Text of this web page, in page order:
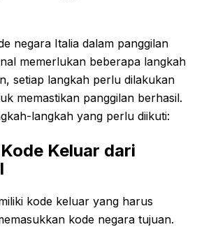
negara Italia dalam panggilan
memerlukan beberapa langkah
setiap langkah perlu dilakukan
memastikan panggilan berhasil.
langkah yang perlu diikuti:
Keluar dari
kode keluar yang harus
kode negara tujuan.